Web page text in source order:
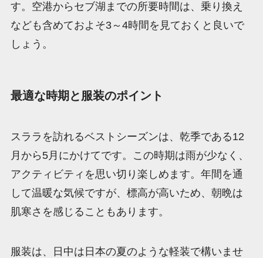
す。空港からセブ湖までの所要時間は、乗り換え
なども含めておよそ3～4時間を見ておくと良いで
しょう。
最適な時期と服装のポイント
スララを訪れるベストシーズンは、乾季である12
月から5月にかけてです。この時期は雨が少なく、
アクティビティを思い切り楽しめます。年間を通
して温暖な気候ですが、標高が高いため、朝晩は
肌寒さを感じることもあります。
服装は、日中は日本の夏のような軽装で構いませ